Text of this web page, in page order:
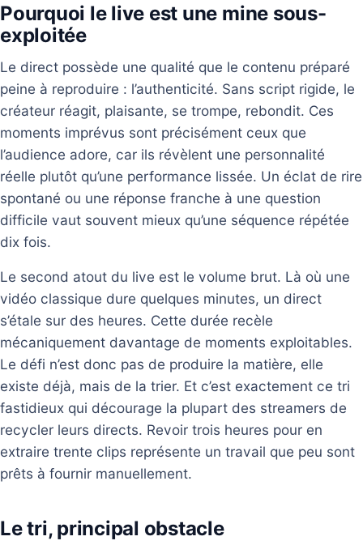
Pourquoi le live est une mine sous-
exploitée
Le direct possède une qualité que le contenu préparé
peine à reproduire : l’authenticité. Sans script rigide, le
créateur réagit, plaisante, se trompe, rebondit. Ces
moments imprévus sont précisément ceux que
l’audience adore, car ils révèlent une personnalité
réelle plutôt qu’une performance lissée. Un éclat de rire
spontané ou une réponse franche à une question
difficile vaut souvent mieux qu’une séquence répétée
dix fois.
Le second atout du live est le volume brut. Là où une
vidéo classique dure quelques minutes, un direct
s’étale sur des heures. Cette durée recèle
mécaniquement davantage de moments exploitables.
Le défi n’est donc pas de produire la matière, elle
existe déjà, mais de la trier. Et c’est exactement ce tri
fastidieux qui décourage la plupart des streamers de
recycler leurs directs. Revoir trois heures pour en
extraire trente clips représente un travail que peu sont
prêts à fournir manuellement.
Le tri, principal obstacle